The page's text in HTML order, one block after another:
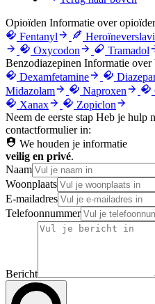
Opioïden Informatie over
Fentanyl
Oxycodon
Tramadol
Benzodiazepinen Informatie over
Dexamfetamine
Midazolam
Naproxen
Xanax
Zopiclon
Neem de eerste stap Heb je hulp
contactformulier in:
We houden je informatie
veilig en privé.
Naam
Woonplaats
E-mailadres
Telefoonnummer
Bericht